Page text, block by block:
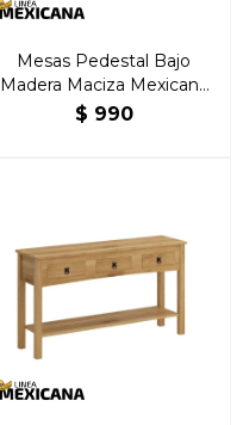
Mesas Pedestal Bajo
Madera Maciza Mexicana
Natural
$ 990